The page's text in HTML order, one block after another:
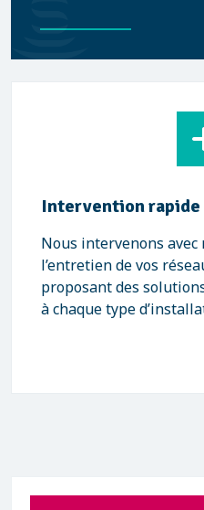
Intervention
Nous intervenons
l’entretien de vos
proposant des
à chaque type